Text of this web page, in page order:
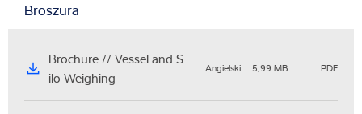
Broszura
Brochure // Vessel and S
ilo Weighing
Angielski 5,99 MB PDF